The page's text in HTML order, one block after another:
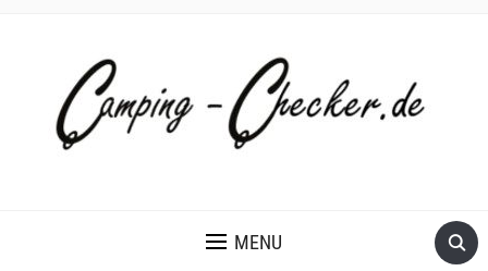
MENU